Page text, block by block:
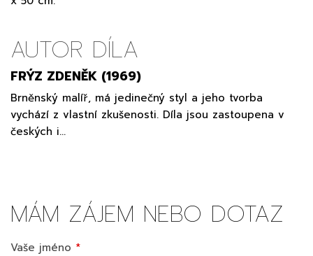
AUTOR DÍLA
FRÝZ ZDENĚK (1969)
Brněnský malíř, má jedinečný styl a jeho tvorba
vychází z vlastní zkušenosti. Díla jsou zastoupena v
českých i…
MÁM ZÁJEM NEBO DOTAZ
Vaše jméno